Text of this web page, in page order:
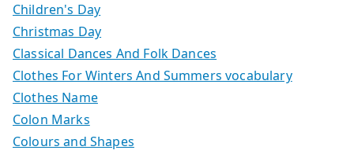
Children's Day
Christmas Day
Classical Dances And Folk Dances
Clothes For Winters And Summers vocabulary
Clothes Name
Colon Marks
Colours and Shapes